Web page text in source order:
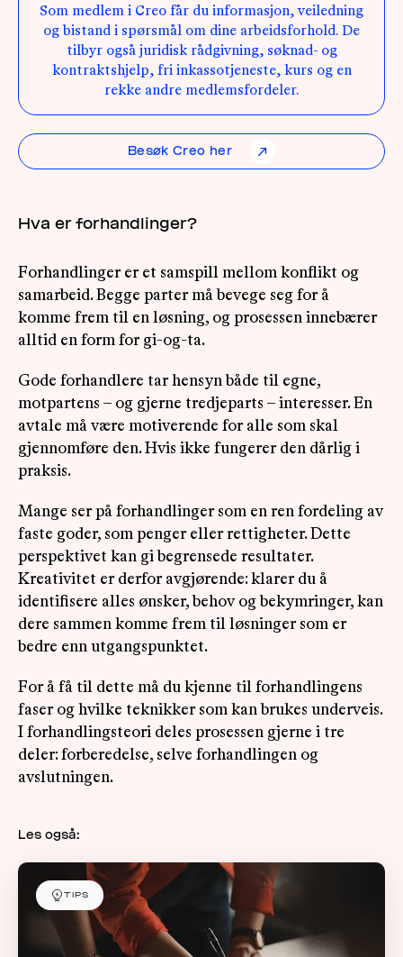
Som medlem i Creo får du informasjon, veiledning
og bistand i spørsmål om dine arbeidsforhold. De
tilbyr også juridisk rådgivning, søknad- og
kontraktshjelp, fri inkassotjeneste, kurs og en
rekke andre medlemsfordeler.
Besøk Creo her ↗
Hva er forhandlinger?
Forhandlinger er et samspill mellom konflikt og
samarbeid. Begge parter må bevege seg for å
komme frem til en løsning, og prosessen innebærer
alltid en form for gi-og-ta.
Gode forhandlere tar hensyn både til egne,
motpartens – og gjerne tredjeparts – interesser. En
avtale må være motiverende for alle som skal
gjennomføre den. Hvis ikke fungerer den dårlig i
praksis.
Mange ser på forhandlinger som en ren fordeling av
faste goder, som penger eller rettigheter. Dette
perspektivet kan gi begrensede resultater.
Kreativitet er derfor avgjørende: klarer du å
identifisere alles ønsker, behov og bekymringer, kan
dere sammen komme frem til løsninger som er
bedre enn utgangspunktet.
For å få til dette må du kjenne til forhandlingens
faser og hvilke teknikker som kan brukes underveis.
I forhandlingsteori deles prosessen gjerne i tre
deler: forberedelse, selve forhandlingen og
avslutningen.
Les også:
TIPS